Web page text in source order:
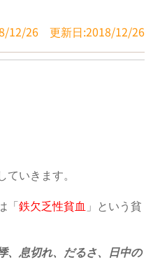
12/26 更新日:2018/12/26
いきます。
「鉄欠乏性貧血 」という貧
、息切れ、だるさ、日中の